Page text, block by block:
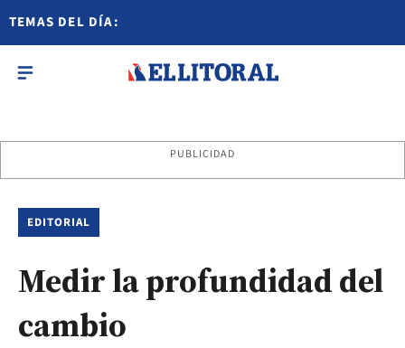
TEMAS DEL DÍA:
PUBLICIDAD
EDITORIAL
Medir la profundidad del
cambio